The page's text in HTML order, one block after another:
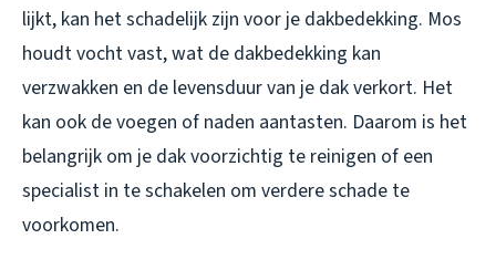
lijkt, kan het schadelijk zijn voor je dakbedekking. Mos
houdt vocht vast, wat de dakbedekking kan
verzwakken en de levensduur van je dak verkort. Het
kan ook de voegen of naden aantasten. Daarom is het
belangrijk om je dak voorzichtig te reinigen of een
specialist in te schakelen om verdere schade te
voorkomen.